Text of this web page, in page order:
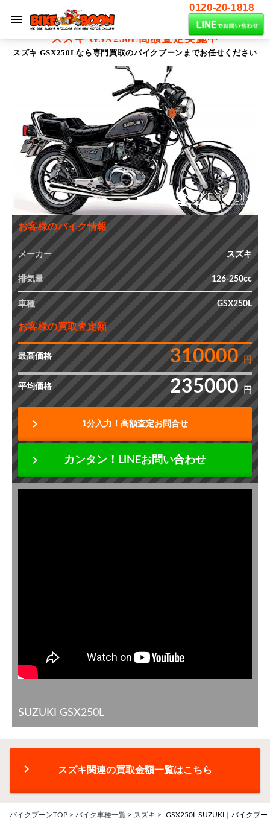
0120-20-1818
スズキ GSX250L高額査定実施中
スズキ GSX250Lなら専門買取のバイクブーンまでお任せください
SUZUKI GSX250L
お客様のバイク情報
メーカー スズキ
排気量 126-250cc
車種 GSX250L
お客様の買取査定額
最高価格 310000 円
平均価格 235000 円
chevron_right 1分入力！高額査定お問合せ
chevron_right カンタン！LINEお問い合わせ
chevron_right スズキ関連の買取金額一覧はこちら
バイクブーンTOP > バイク車種一覧 > スズキ >
GSX250L SUZUKI｜バイクブー